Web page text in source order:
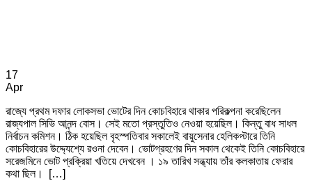
17
Apr
রাজ্যে প্রথম দফার লোকসভা ভোটের দিন কোচবিহারে থাকার পরিকল্পনা করেছিলেন
রাজ্যপাল সিভি আনন্দ বোস। সেই মতো প্রস্তুতিও নেওয়া হয়েছিল। কিন্তু বাধ সাধল
নির্বাচন কমিশন। ঠিক হয়েছিল বৃহস্পতিবার সকালেই বায়ুসেনার হেলিকপ্টারে তিনি
কোচবিহারের উদ্দ্যেশ্যে রওনা দেবেন। ভোটগ্রহণের দিন সকাল থেকেই তিনি কোচবিহারে
সরেজমিনে ভোট প্রক্রিয়া খতিয়ে দেখবেন । ১৯ তারিখ সন্ধ্যায় তাঁর কলকাতায় ফেরার
কথা ছিল। […]